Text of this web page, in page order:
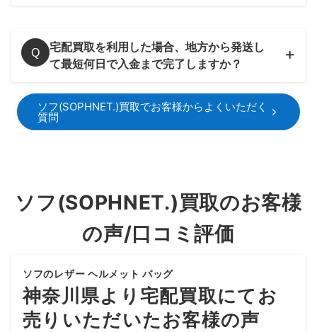
Q
宅配買取を利用した場合、地方から発送し
て最短何日で入金まで完了しますか？
ソフ(SOPHNET.)買取でお客様からよくいただく
質問
ソフ(SOPHNET.)買取のお客様
の声/口コミ評価
ソフのレザー ヘルメット バッグ
神奈川県より宅配買取にてお
売りいただいたお客様の声